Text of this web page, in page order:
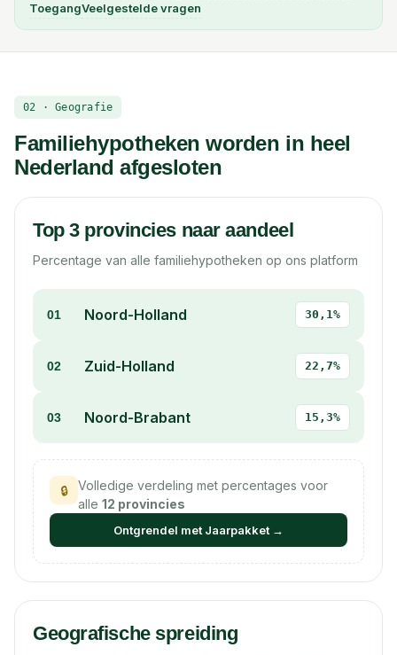
ToegangVeelgestelde vragen
02 · Geografie
Familiehypotheken worden in heel
Nederland afgesloten
Top 3 provincies naar aandeel
Percentage van alle familiehypotheken op ons platform
01 Noord-Holland 30,1%
02 Zuid-Holland 22,7%
03 Noord-Brabant 15,3%
🔒
Volledige verdeling met percentages voor
alle 12 provincies
Ontgrendel met Jaarpakket →
Geografische spreiding